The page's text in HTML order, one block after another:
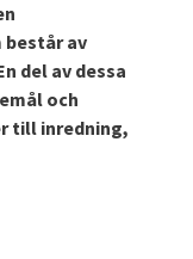
av
del av dessa
och
till inredning,